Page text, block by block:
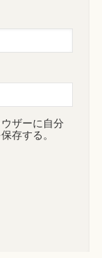
ザーに自分
存する。